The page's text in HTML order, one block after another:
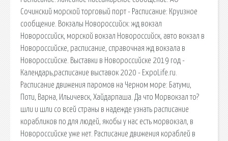
Сочинский морской торговый порт - Расписание: Круизное
сообщение. Вокзалы Новороссийск: жд вокзал
Новороссийск, морской вокзал Новороссийск, авто вокзал в
Новороссийске, расписание, справочная жд вокзала в
Новороссийске. Выставки в Новороссийске 2019 год -
Календарь,расписание выставок 2020 - ExpoLife.ru.
Расписание движения паромов на Черном море: Батуми,
Поти, Варна, Ильичевск, Хайдарпаша. Да что Морвокзал то?
шли и шли со всей страны в надежде узнать расписание
корабликов по для людей, якобы у нас есть морвокзал, в
Новороссийске уже нет. Расписание движения кораблей в